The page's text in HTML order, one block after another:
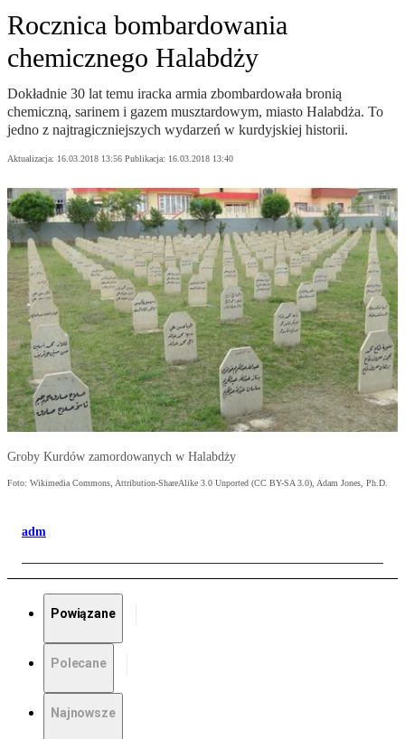
Rocznica bombardowania
chemicznego Halabdży
Dokładnie 30 lat temu iracka armia zbombardowała bronią
chemiczną, sarinem i gazem musztardowym, miasto Halabdża. To
jedno z najtragiczniejszych wydarzeń w kurdyjskiej historii.
Aktualizacja: 16.03.2018 13:56 Publikacja: 16.03.2018 13:40
Groby Kurdów zamordowanych w Halabdży
Foto: Wikimedia Commons, Attribution-ShareAlike 3.0 Unported (CC BY-SA 3.0), Adam Jones, Ph.D.
adm
Powiązane
Polecane
Najnowsze